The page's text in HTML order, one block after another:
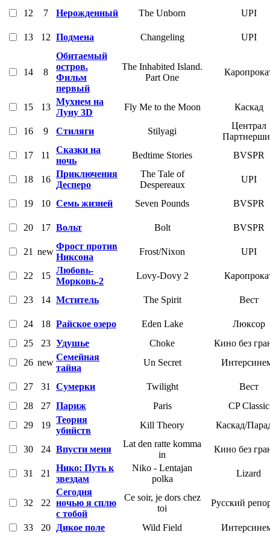
12 7 Нерожденный The Unborn UPI
13 12 Подмена Changeling UPI
14 8
Обитаемый
остров.
Фильм
первый
The Inhabited Island.
Part One
15 13
Мухнем на
Луну 3D
Fly Me to the Moon Каскад
16 9 Стиляги Stilyagi
Централ
17
11
Сказки на
ночь
Bedtime Stories BVSPR
18 16
Приключения
Десперо
The Tale of
Despereaux
UPI
19 10 Семь жизней Seven Pounds BVSPR
20 17 Вольт Bolt BVSPR
21 new
Фрост против
Никсона
Frost/Nixon UPI
22 15
Любовь-
Морковь-2
Lovy-Dovy 2
23 14 Мститель The Spirit Вест
24 18 Райское озеро Eden Lake
Люксор
25
23 Удушье Choke
Кино без
26 new
Семейная
тайна
Un Secret
27 31 Сумерки Twilight
Вест
28
27 Париж Paris
CP Classic
29
19
Теория
убийств
Kill Theory Каскад/
30 24 Впусти меня
Lat den ratte komma
in
Кино без
31 21
Нико: Путь к
звездам
Niko - Lentajan
polka
Lizard
32 22
Сегодня
ночью я сплю
с тобой
Ce soir, je dors chez
toi
Русский
33 20 Дикое поле Wild Field